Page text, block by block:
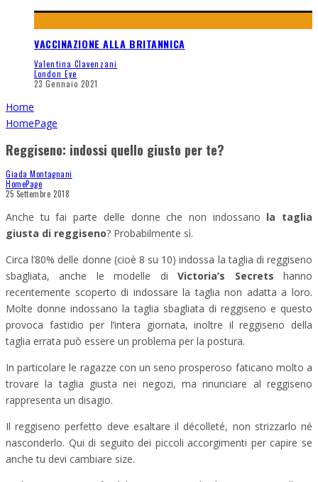
VACCINAZIONE ALLA BRITANNICA
Valentina Clavenzani
London Eye
23 Gennaio 2021
Home
HomePage
Reggiseno: indossi quello giusto per te?
Giada Montagnani
HomePage
25 Settembre 2018
Anche tu fai parte delle donne che non indossano la taglia
giusta di reggiseno? Probabilmente sì.
Circa l’80% delle donne (cioè 8 su 10) indossa la taglia di reggiseno
sbagliata, anche le modelle diVictoria’s Secrets hanno
recentemente scoperto di indossare la taglia non adatta a loro.
Molte donne indossano la taglia sbagliata di reggiseno e questo
provoca fastidio per l’intera giornata, inoltre il reggiseno della
taglia errata può essere un problema per la postura.
In particolare le ragazze con un seno prosperoso faticano molto a
trovare la taglia giusta nei negozi, ma rinunciare al reggiseno
rappresenta un disagio.
Il reggiseno perfetto deve esaltare il décolleté, non strizzarlo né
nasconderlo. Qui di seguito dei piccoli accorgimenti per capire se
anche tu devi cambiare size.